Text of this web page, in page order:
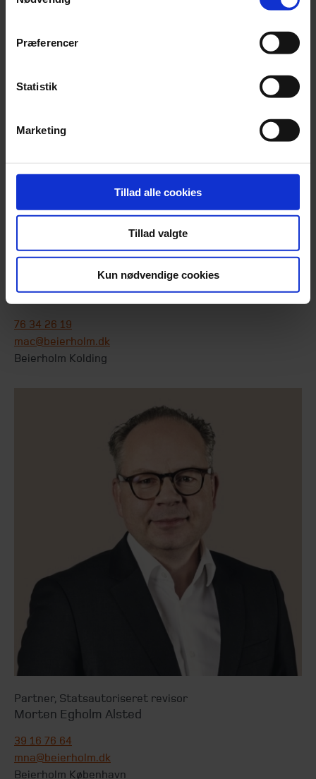
Præferencer
Statistik
Marketing
Tillad alle cookies
Tillad valgte
Kun nødvendige cookies
Statsautoriseret revisor
Marianne Christoffersen
76 34 26 19
mac@beierholm.dk
Beierholm Kolding
Partner, Statsautoriseret revisor
Morten Egholm Alsted
39 16 76 64
mna@beierholm.dk
Beierholm København